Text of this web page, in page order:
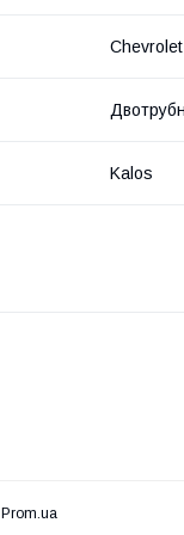
Chevrolet
Kalos
Prom.ua